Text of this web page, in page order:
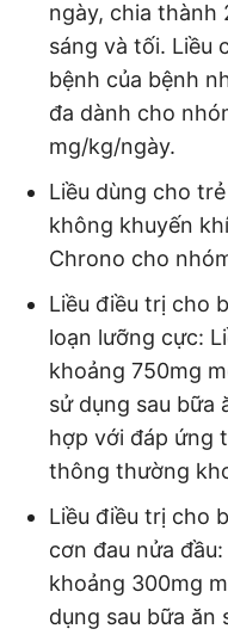
ngày, chia thành
sáng và tối. Liều
bệnh của bệnh
đa dành cho
mg/kg/ngày.
Liều dùng cho
không khuyến
Chrono cho
Liều điều trị cho
loạn lưỡng cực:
khoảng 750mg
sử dụng sau bữa
hợp với đáp ứng
thông thường
Liều điều trị cho
cơn đau nửa
khoảng 300mg
dụng sau bữa ăn